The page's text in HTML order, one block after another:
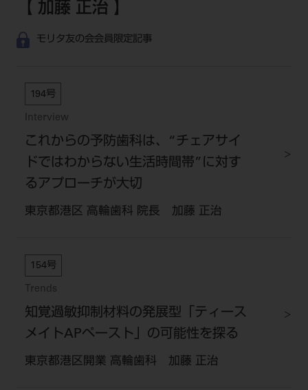
【 加藤 正治 】
モリタ友の会会員限定記事
194号
Interview
これからの予防歯科は、“チェアサイ
ドではわからない生活時間帯”に対す
るアプローチが大切
東京都港区 高輪歯科 院長 加藤 正治
154号
Trends
知覚過敏抑制材料の発展型「ティース
メイトAPペースト」の可能性を探る
東京都港区開業 高輪歯科 加藤 正治